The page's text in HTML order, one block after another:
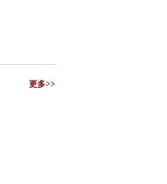
更多>>